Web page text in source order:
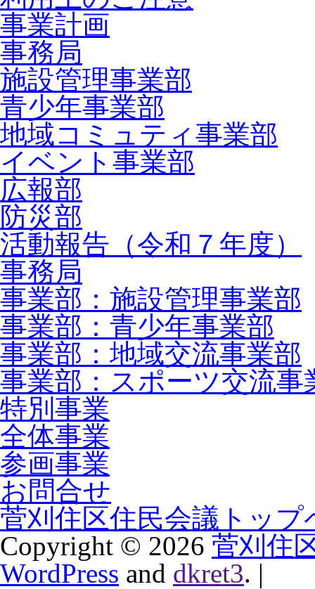
事業計画
事務局
施設管理事業部
青少年事業部
地域コミュティ事業部
イベント事業部
広報部
防災部
活動報告（令和７年度）
事務局
事業部：施設管理事業部
事業部：青少年事業部
事業部：地域交流事業部
事業部：スポーツ交流事
特別事業
全体事業
参画事業
お問合せ
菅刈住区住民会議トップ
Copyright © 2026 菅刈住
WordPress and dkret3. |